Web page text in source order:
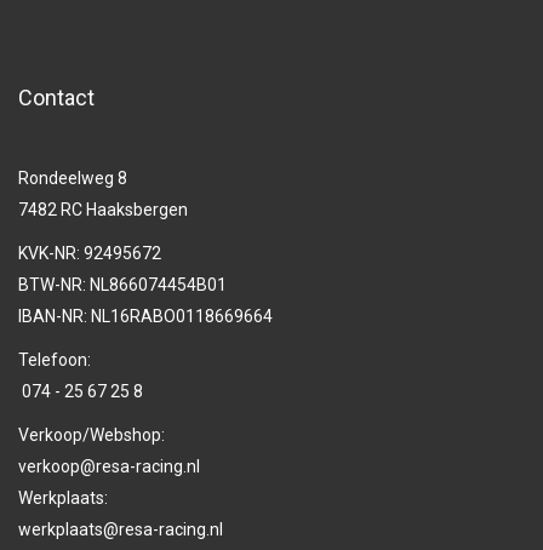
Contact
Rondeelweg 8
7482 RC Haaksbergen
KVK-NR: 92495672
BTW-NR: NL866074454B01
IBAN-NR: NL16RABO0118669664
Telefoon:
074 - 25 67 25 8
Verkoop/Webshop:
verkoop@resa-racing.nl
Werkplaats:
werkplaats@resa-racing.nl